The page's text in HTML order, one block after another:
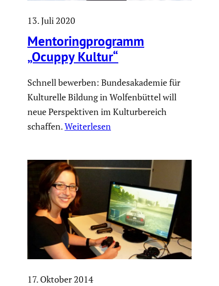
13. Juli 2020
Mento­ring­pro­gramm
„Ocuppy Kultur“
Schnell bewerben: Bundesakademie für
Kulturelle Bildung in Wolfenbüttel will
neue Perspektiven im Kulturbereich
schaffen.Weiterlesen
17. Oktober 2014